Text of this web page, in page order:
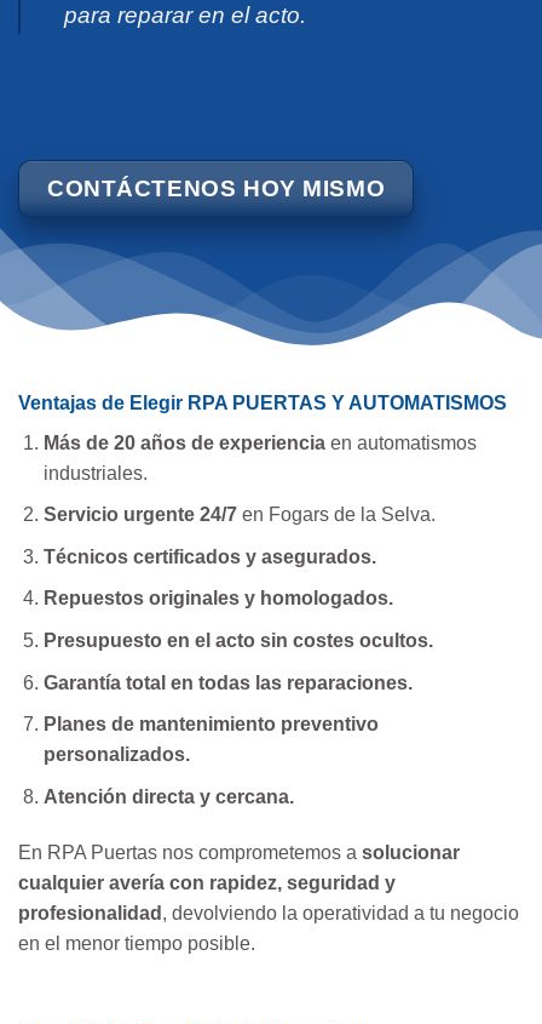
para reparar en el acto.
CONTÁCTENOS HOY MISMO
Ventajas de Elegir RPA PUERTAS Y AUTOMATISMOS
Más de 20 años de experienciaen automatismos
industriales.
Servicio urgente 24/7en Fogars de la Selva.
Técnicos certificados y asegurados.
Repuestos originales y homologados.
Presupuesto en el acto sin costes ocultos.
Garantía total en todas las reparaciones.
Planes de mantenimiento preventivo
personalizados.
Atención directa y cercana.
En RPA Puertas nos comprometemos a solucionar
cualquier avería con rapidez, seguridad y
profesionalidad , devolviendo la operatividad a tu negocio
en el menor tiempo posible.